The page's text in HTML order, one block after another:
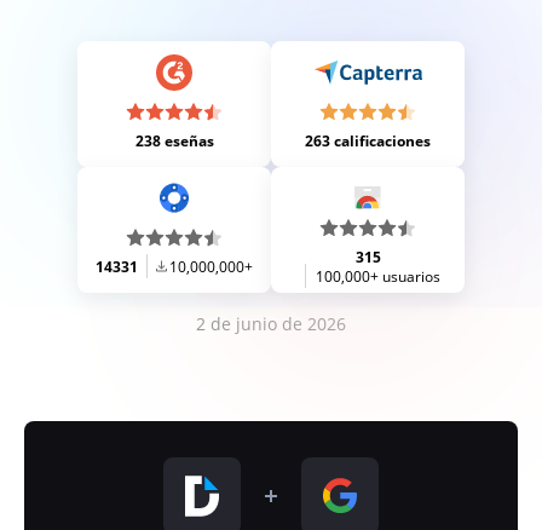
238 eseñas 263 calificaciones
14331 10,000,000+
315
100,000+ usuarios
2 de junio de 2026